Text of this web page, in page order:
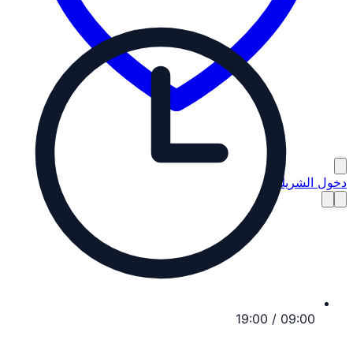
دخول الشريك
09:00 / 19:00